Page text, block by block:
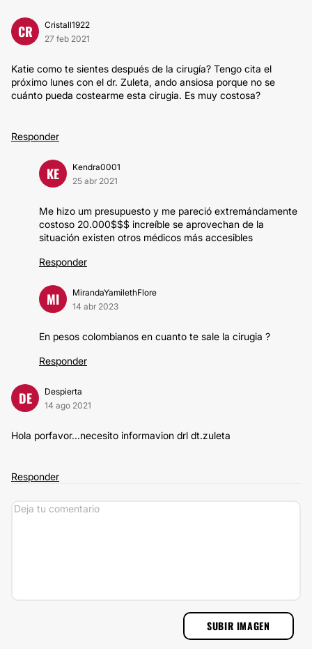
CR
Cristall1922
27 feb 2021
Katie como te sientes después de la cirugía? Tengo cita el
próximo lunes con el dr. Zuleta, ando ansiosa porque no se
cuánto pueda costearme esta cirugia. Es muy costosa?
Responder
KE
Kendra0001
25 abr 2021
Me hizo um presupuesto y me pareció extremándamente
costoso 20.000$$$ increíble se aprovechan de la
situación existen otros médicos más accesibles
Responder
MI
MirandaYamilethFlore
14 abr 2023
En pesos colombianos en cuanto te sale la cirugia ?
Responder
DE
Despierta
14 ago 2021
Hola porfavor...necesito informavion drl dt.zuleta
Responder
SUBIR IMAGEN